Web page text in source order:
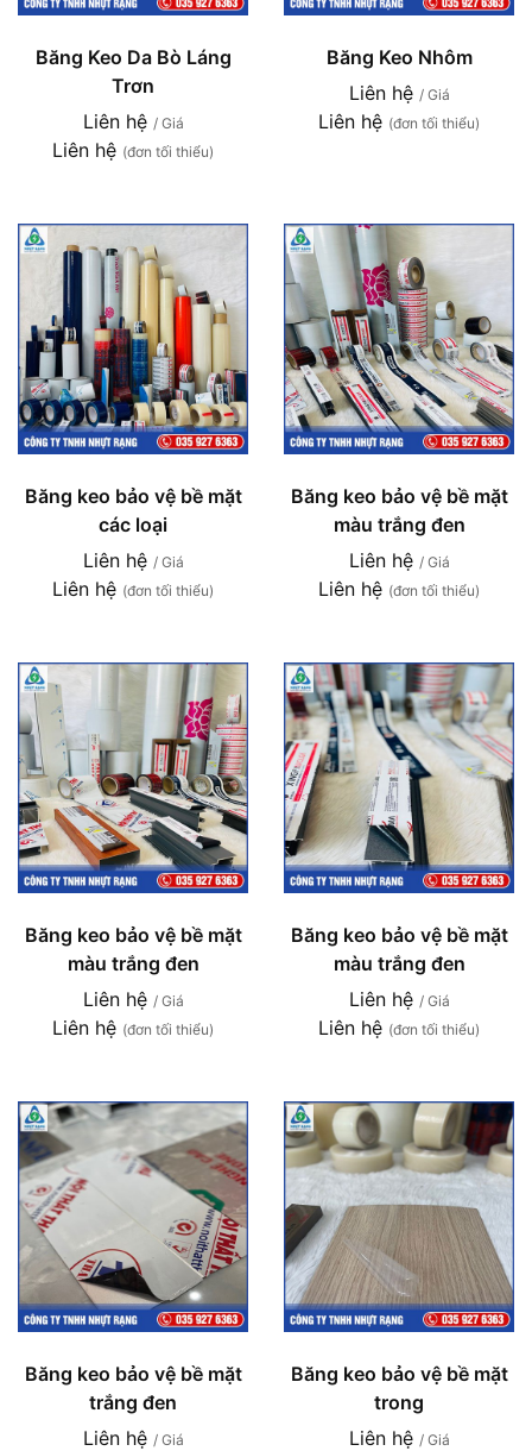
Băng Keo Da Bò Láng
Trơn
Liên hệ / Giá
Liên hệ (đơn tối thiểu)
Băng Keo Nhôm
Liên hệ / Giá
Liên hệ (đơn tối thiểu)
Băng keo bảo vệ bề mặt
các loại
Liên hệ / Giá
Liên hệ (đơn tối thiểu)
Băng keo bảo vệ bề mặt
màu trắng đen
Liên hệ / Giá
Liên hệ (đơn tối thiểu)
Băng keo bảo vệ bề mặt
màu trắng đen
Liên hệ / Giá
Liên hệ (đơn tối thiểu)
Băng keo bảo vệ bề mặt
màu trắng đen
Liên hệ / Giá
Liên hệ (đơn tối thiểu)
Băng keo bảo vệ bề mặt
trắng đen
Liên hệ / Giá
Băng keo bảo vệ bề mặt
trong
Liên hệ / Giá